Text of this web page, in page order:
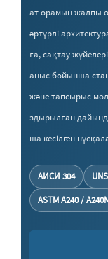
ат орамын жалпы
әртүрлі
ға, сақтау
аныс бойынша
және тапсырыс
здырылған
ша кесілген
АИСИ 304
ASTM A240 /